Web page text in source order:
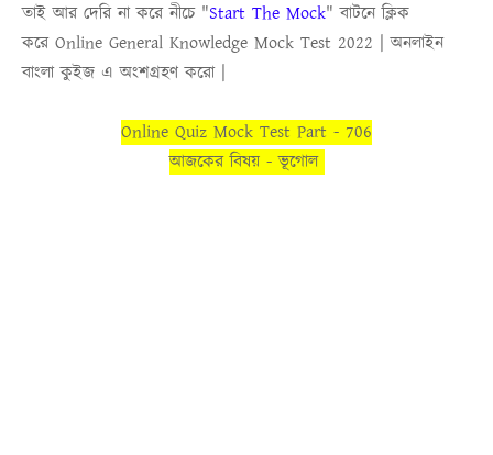
তাই আর দেরি না করে নীচে"Start The Mock" বাটনে ক্লিক
করে Online General Knowledge Mock Test 2022
অনলাইন
বাংলা কুইজ এ অংশগ্রহণ করো |
Online Quiz Mock Test Part - 706
আজকের বিষয় - ভূগোল